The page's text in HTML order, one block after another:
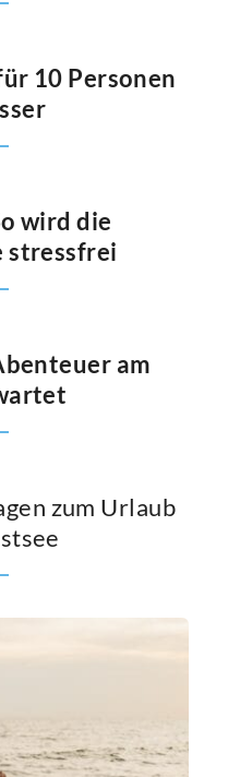
10 Personen
wird die
stressfrei
am
zum Urlaub